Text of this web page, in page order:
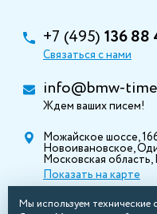
+7 (495) 136 88
Связаться с нами
info@bmw-
Ждем ваших писем!
Можайское шоссе,
Новоивановское,
Московская область,
Показать на карте
Мы используем